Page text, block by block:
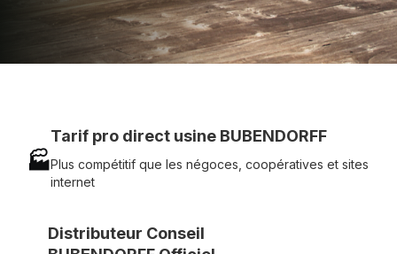
🏭
Tarif pro direct usine BUBENDORFF
Plus compétitif que les négoces, coopératives et sites
internet
Distributeur Conseil